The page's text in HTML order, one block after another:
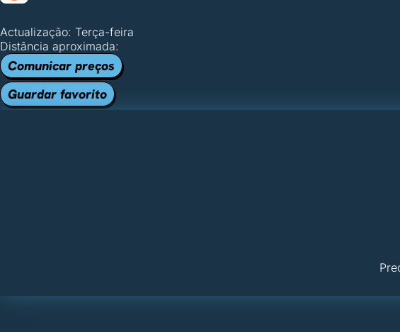
Actualização: Terça-feira
Distância aproximada:
Comunicar preços
Guardar favorito